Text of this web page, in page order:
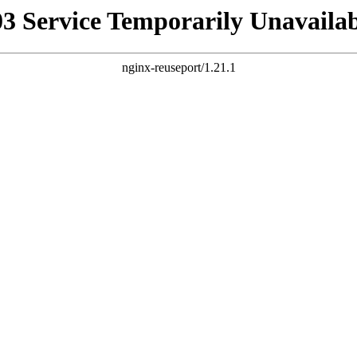
Service Temporarily
nginx-reuseport/1.21.1